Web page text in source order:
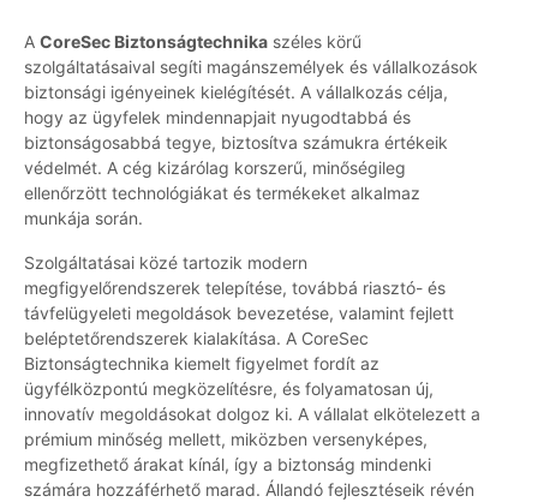
A CoreSec Biztonságtechnika széles körű
szolgáltatásaival segíti magánszemélyek és vállalkozások
biztonsági igényeinek kielégítését. A vállalkozás célja,
hogy az ügyfelek mindennapjait nyugodtabbá és
biztonságosabbá tegye, biztosítva számukra értékeik
védelmét. A cég kizárólag korszerű, minőségileg
ellenőrzött technológiákat és termékeket alkalmaz
munkája során.
Szolgáltatásai közé tartozik modern
megfigyelőrendszerek telepítése, továbbá riasztó- és
távfelügyeleti megoldások bevezetése, valamint fejlett
beléptetőrendszerek kialakítása. A CoreSec
Biztonságtechnika kiemelt figyelmet fordít az
ügyfélközpontú megközelítésre, és folyamatosan új,
innovatív megoldásokat dolgoz ki. A vállalat elkötelezett a
prémium minőség mellett, miközben versenyképes,
megfizethető árakat kínál, így a biztonság mindenki
számára hozzáférhető marad. Állandó fejlesztéseik révén